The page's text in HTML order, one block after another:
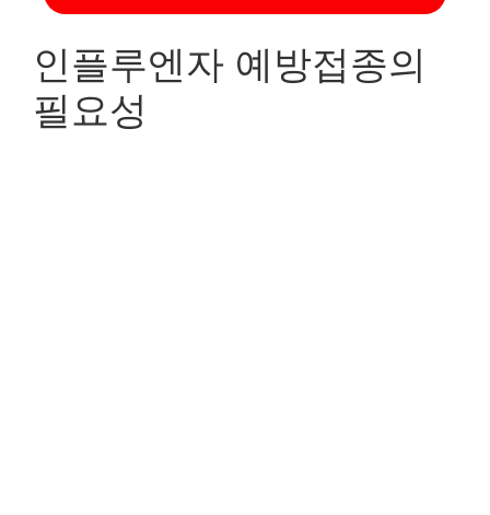
인플루엔자 예방접종의
필요성